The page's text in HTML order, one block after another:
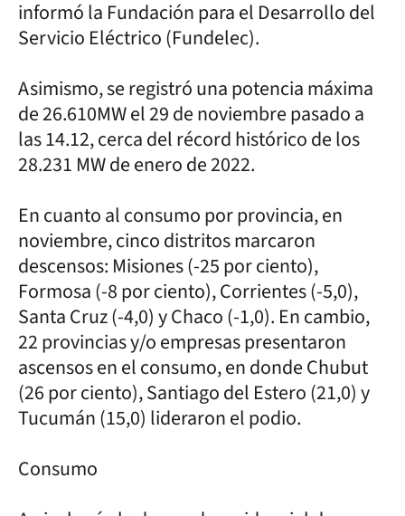
informó la Fundación para el Desarrollo del
Servicio Eléctrico (Fundelec).
Asimismo, se registró una potencia máxima
de 26.610MW el 29 de noviembre pasado a
las 14.12, cerca del récord histórico de los
28.231 MW de enero de 2022.
En cuanto al consumo por provincia, en
noviembre, cinco distritos marcaron
descensos: Misiones (-25 por ciento),
Formosa (-8 por ciento), Corrientes (-5,0),
Santa Cruz (-4,0) y Chaco (-1,0). En cambio,
22 provincias y/o empresas presentaron
ascensos en el consumo, en donde Chubut
(26 por ciento), Santiago del Estero (21,0) y
Tucumán (15,0) lideraron el podio.
Consumo